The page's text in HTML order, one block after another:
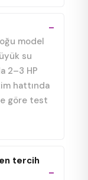
model
su
2–3 HP
hattında
göre test
tercih